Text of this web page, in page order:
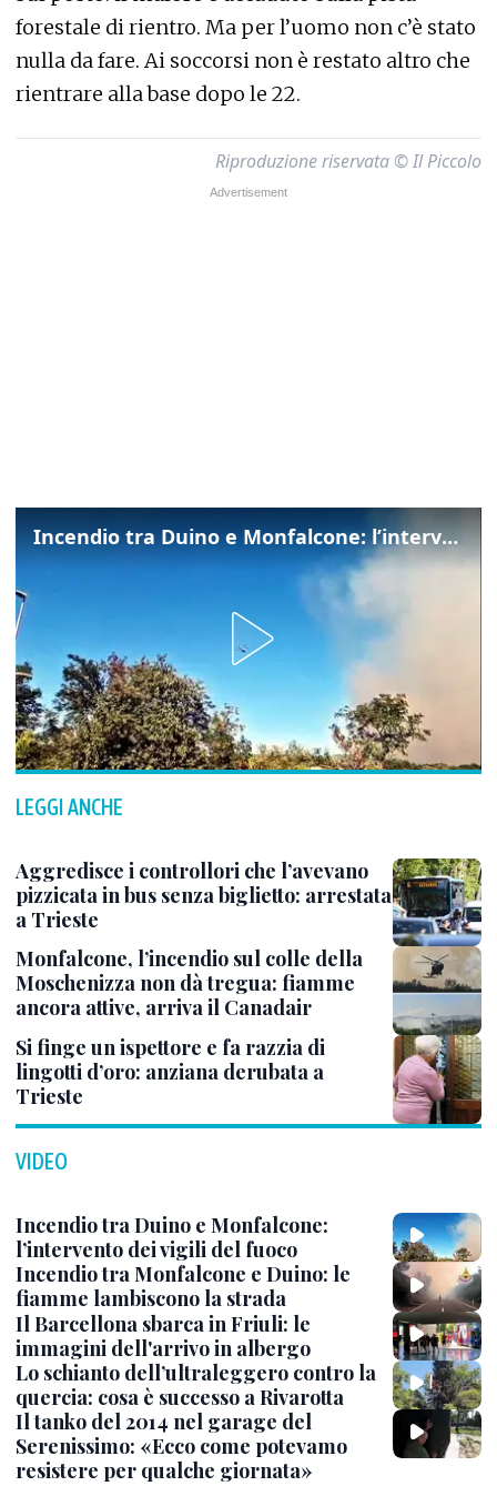
forestale di rientro. Ma per l’uomo non c’è stato
nulla da fare. Ai soccorsi non è restato altro che
rientrare alla base dopo le 22.
Riproduzione riservata © Il Piccolo
Incendio tra Duino e Monfalcone: l’intervento dei vigili del fuoco
LEGGI ANCHE
Aggredisce i controllori che l’avevano
pizzicata in bus senza biglietto: arrestata
a Trieste
Monfalcone, l’incendio sul colle della
Moschenizza non dà tregua: fiamme
ancora attive, arriva il Canadair
Si finge un ispettore e fa razzia di
lingotti d’oro: anziana derubata a
Trieste
VIDEO
Incendio tra Duino e Monfalcone:
l’intervento dei vigili del fuoco
Incendio tra Monfalcone e Duino: le
fiamme lambiscono la strada
Il Barcellona sbarca in Friuli: le
immagini dell'arrivo in albergo
Lo schianto dell’ultraleggero contro la
quercia: cosa è successo a Rivarotta
Il tanko del 2014 nel garage del
Serenissimo: «Ecco come potevamo
resistere per qualche giornata»